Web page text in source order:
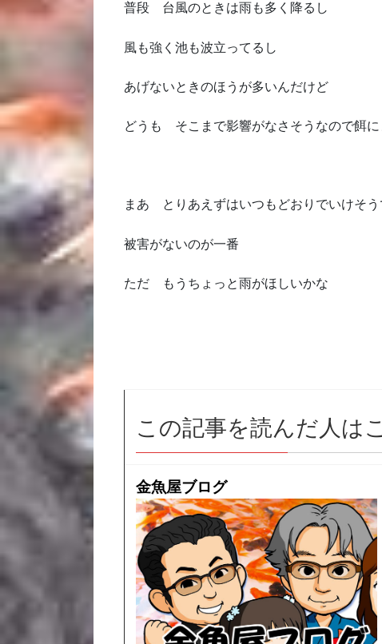
普段 台風のときは雨も多く降るし
風も強く池も波立ってるし
あげないときのほうが多いんだけど
どうも そこまで影響がなさそうなので餌に
まあ とりあえずはいつもどおりでいけそう
被害がないのが一番
ただ もうちょっと雨がほしいかな
この記事を読んだ人は
金魚屋ブログ